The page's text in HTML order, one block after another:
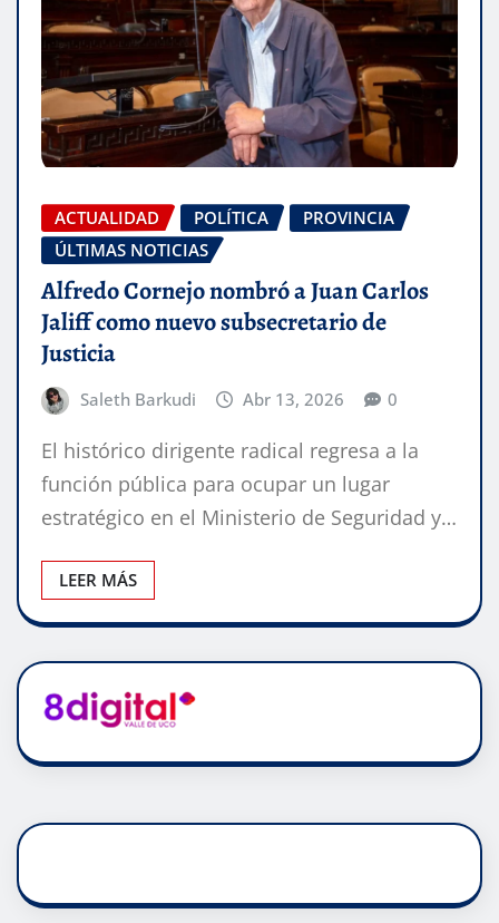
ACTUALIDAD POLÍTICA
PROVINCIA
ÚLTIMAS NOTICIAS
Alfredo Cornejo nombró a Juan Carlos
Jaliff como nuevo subsecretario de
Justicia
Saleth Barkudi Abr 13, 2026 0
El histórico dirigente radical regresa a la
función pública para ocupar un lugar
estratégico en el Ministerio de Seguridad y…
LEER MÁS